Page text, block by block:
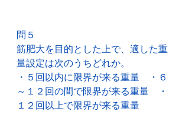
問５
筋肥大を目的とした上で、適した重
量設定は次のうちどれか。
・５回以内に限界が来る重量　・６
～１２回の間で限界が来る重量　・
１２回以上で限界が来る重量